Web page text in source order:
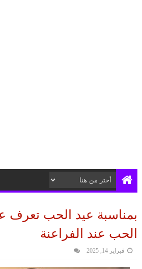
بمناسبة عيد الحب
الحب عند الفراعنة
فبراير 14, 2025